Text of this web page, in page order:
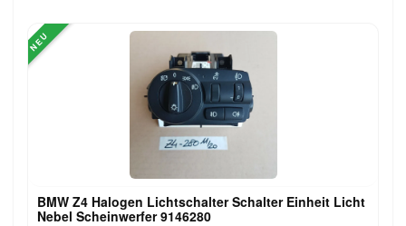
NEU
BMW Z4 Halogen Lichtschalter Schalter Einheit Licht
Nebel Scheinwerfer 9146280